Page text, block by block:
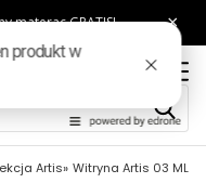
Artis Witryna Artis 03 ML